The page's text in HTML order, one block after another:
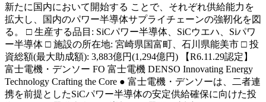
新たに国内において開始する ことで、それぞれ供給能力を
拡大し、国内のパワー半導体サプライチェーンの強靭化を図
る。 □ 生産する品目: SiCパワー半導体、SiCウエハ、Siパワ
ー半導体 □ 施設の所在地: 宮崎県国富町、石川県能美市 □ 投
資総額(最大助成額): 3,883億円(1,294億円) 【R6.11.29認定】
富士電機・デンソー FO 富士電機 DENSO Innovating Energy
Technology Crafting the Core ● 富士電機・デンソーは、二者連
携を前提としたSiCパワー半導体の安定供給確保に向けた投